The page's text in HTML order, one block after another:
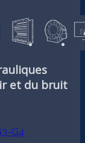
et du bruit
G4